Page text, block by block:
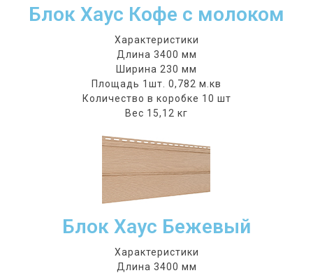
Блок Хаус Кофе с молоком
Характеристики
Длина 3400 мм
Ширина 230 мм
Площадь 1шт. 0,782 м.кв
Количество в коробке 10 шт
Вес 15,12 кг
Блок Хаус Бежевый
Характеристики
Длина 3400 мм